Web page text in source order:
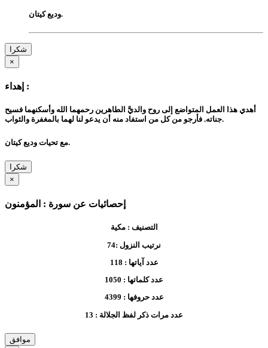
وديع كيتان.
شكرا
×
إهداء :
أهدي هذا العمل المتواضع إلى روح والديَّ الطاهرين رحمهما الله وأسكنهما فسيح
جناته. فأرجو من كل من استفاد منه أن يدعو لنا لهما بالمغفرة والثواب.
مع تحيات وديع كيتان.
شكرا
×
إحصائيات عن سورة : المؤمنون
التصنيف :مكية
نرتيب النزول :74
عدد آياتها : 118
عدد كلماتها : 1050
عدد حروفها : 4399
عدد مرات ذكر لفظ الجلالة : 13
موافق